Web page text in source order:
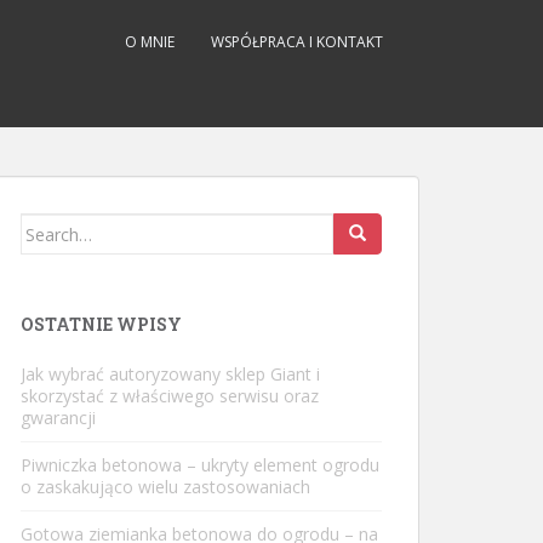
O MNIE WSPÓŁPRACA I KONTAKT
Search
OSTATNIE WPISY
Jak wybrać autoryzowany sklep Giant i
skorzystać z właściwego serwisu oraz
gwarancji
Piwniczka betonowa – ukryty element ogrodu
o zaskakująco wielu zastosowaniach
Gotowa ziemianka betonowa do ogrodu – na